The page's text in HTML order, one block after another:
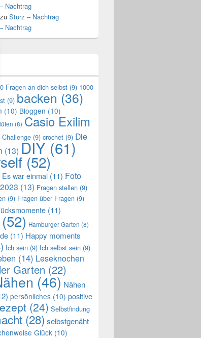
Nachtrag
zu Sturz – Nachtrag
Nachtrag
Fragen an dich selbst (9) 1000
(9) backen (36)
(10) Bloggen (10)
(8) Casio Exilim
Challenge (9) crochet (9) Die
(13) DIY(61)
(52)
Es war einmal (11) Foto
(13) Fragen stellen (9)
(9) Fragen über Fragen (9)
(11)
(52) Hamburger Garten (8)
(11) Happy moments
Ich sein (9) Ich selbst sein (9)
(14) Leseknochen
Garten (22)
(46) Nähen
persönliches (10) positive
(24) Selbstfindung
(28) selbstgenäht
Glück (10)